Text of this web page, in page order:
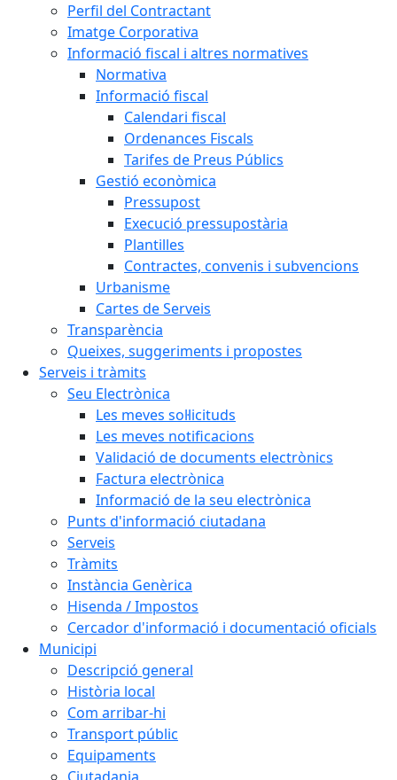
Perfil del Contractant
Imatge Corporativa
Informació fiscal i altres normatives
Normativa
Informació fiscal
Calendari fiscal
Ordenances Fiscals
Tarifes de Preus Públics
Gestió econòmica
Pressupost
Execució pressupostària
Plantilles
Contractes, convenis i subvencions
Urbanisme
Cartes de Serveis
Transparència
Queixes, suggeriments i propostes
Serveis i tràmits
Seu Electrònica
Les meves sol·licituds
Les meves notificacions
Validació de documents electrònics
Factura electrònica
Informació de la seu electrònica
Punts d'informació ciutadana
Serveis
Tràmits
Instància Genèrica
Hisenda / Impostos
Cercador d'informació i documentació oficials
Municipi
Descripció general
Història local
Com arribar-hi
Transport públic
Equipaments